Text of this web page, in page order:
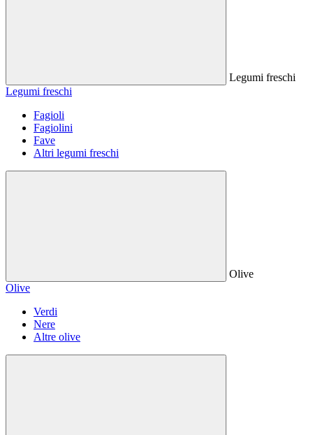
Legumi freschi
Legumi freschi
Fagioli
Fagiolini
Fave
Altri legumi freschi
Olive
Olive
Verdi
Nere
Altre olive